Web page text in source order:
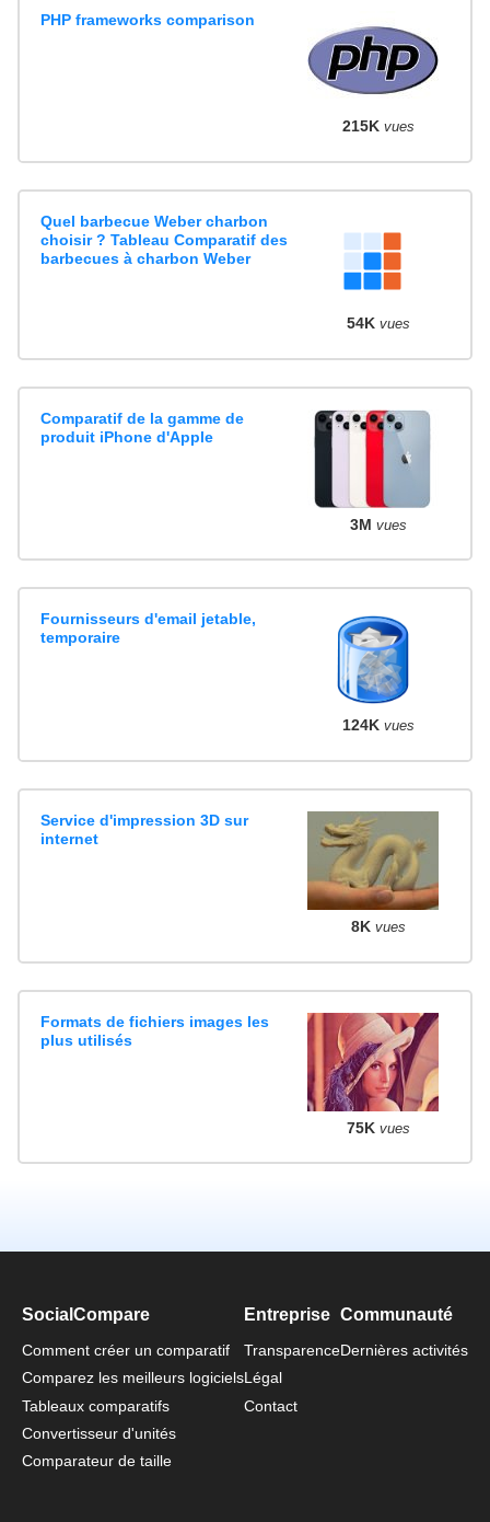
PHP frameworks comparison
215K vues
Quel barbecue Weber charbon
choisir ? Tableau Comparatif des
barbecues à charbon Weber
54K vues
Comparatif de la gamme de
produit iPhone d'Apple
3M vues
Fournisseurs d'email jetable,
temporaire
124K vues
Service d'impression 3D sur
internet
8K vues
Formats de fichiers images les
plus utilisés
75K vues
SocialCompare
Comment créer un comparatif
Comparez les meilleurs logiciels
Tableaux comparatifs
Convertisseur d'unités
Comparateur de taille
Entreprise
Transparence
Légal
Contact
Communauté
Dernières activités